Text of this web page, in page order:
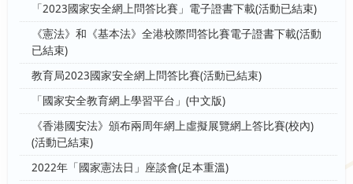
「2023國家安全網上問答比賽」電子證書下載(活動已結束)
《憲法》和《基本法》全港校際問答比賽電子證書下載(活動
已結束)
教育局2023國家安全網上問答比賽(活動已結束)
「國家安全教育網上學習平台」(中文版)
《香港國安法》頒布兩周年網上虛擬展覽網上答比賽(校內)
(活動已結束)
2022年「國家憲法日」座談會(足本重溫)